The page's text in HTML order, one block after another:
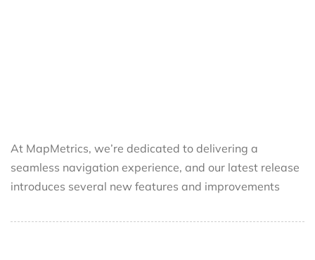
At MapMetrics, we’re dedicated to delivering a
seamless navigation experience, and our latest release
introduces several new features and improvements